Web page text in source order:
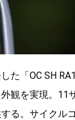
た「OC SH
観を実現。11
る。サイクル